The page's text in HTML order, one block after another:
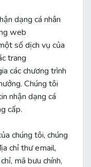
dạng cá nhân
web
số dịch vụ của
trang
các chương trình
Chúng tôi
nhận dạng cá
cấp.
chúng tôi, chúng
chỉ thư email,
mã bưu chính,